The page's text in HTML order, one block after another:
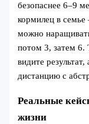
безопаснее 6–9
кормилец в
можно
потом 3, затем 6.
видите
дистанцию с
Реальные
жизни